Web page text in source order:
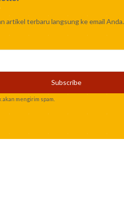
artikel terbaru langsung ke email Anda.
akan mengirim spam.